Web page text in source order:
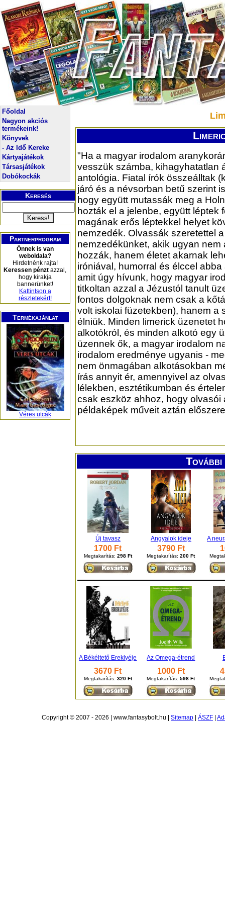
Főoldal
Nagyon akciós
termékeink!
Könyvek
- Az Idő Kereke
Kártyajátékok
Társasjátékok
Dobókockák
Keresés
Partnerprogram
Önnek is van
weboldala?
Hirdetnénk rajta!
Keressen pénzt azzal,
hogy kirakja
bannerünket!
Kattintson a
részletekért!
Termékajánlat
Véres utcák
"Ha a magyar irodalom
vesszük számba, kihagyhatatlan
antológia. Fiatal írók összeálltak
járó és a névsorban betű szerint
hogy együtt mutassák meg a
hozták el a jelenbe, együtt léptek
magának erős léptekkel helyet
nemzedék. Olvassák szeretettel
nemzedékünket, akik ugyan nem
hozzák, hanem életet akarnak
iróniával, humorral és élccel
amit úgy hívunk, hogy magyar
titkoltan azzal a Jézustól tanult
fontos dolgoknak nem csak a
volt iskolai füzetekben), hanem a
élniük. Minden limerick üzenetet
alkotókról, és minden alkotó egy
üzennek ők, a magyar irodalom
irodalom eredménye ugyanis -
nem önmagában alkotásokban
írás annyit ér, amennyivel az
lélekben, esztétikumban és
csak eszköz ahhoz, hogy
példaképek műveit aztán
Új tavasz Angyalok ideje A
1700 Ft
Megtakarítás: 298 Ft
3790 Ft
Megtakarítás:200 Ft
A Békéltető Ereklyéje Az Omega-étrend
3670 Ft
Megtakarítás: 320 Ft
1000 Ft
Megtakarítás:598 Ft
Copyright © 2007 - 2026 | www.fantasybolt.hu | Sitemap ÁSZF